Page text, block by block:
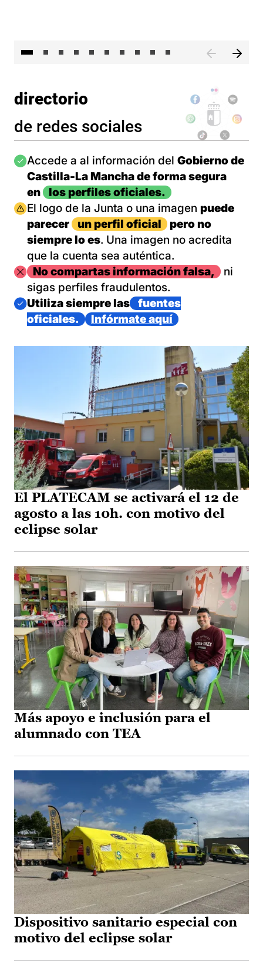
directorio
de redes sociales
Imagen
Accede a al información del Gobierno de
Castilla-La Mancha de forma segura
en
los perfiles oficiales.
Imagen
El logo de la Junta o una imagen puede
parecer
un perfil oficial
pero no
siempre lo es. Una imagen no acredita
que la cuenta sea auténtica.
ImagenNo compartas información falsa,
ni
sigas perfiles fraudulentos.
Imagen
Utiliza siempre las
fuentes
oficiales.
Infórmate aquí
El PLATECAM se activará el 12 de
agosto a las 10h. con motivo del
eclipse solar
Más apoyo e inclusión para el
alumnado con TEA
Dispositivo sanitario especial con
motivo del eclipse solar